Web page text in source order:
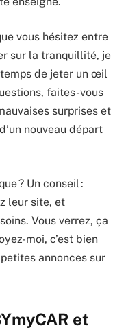
vous hésitez entre
sur la tranquillité, je
de jeter un œil
faites-vous
surprises et
nouveau départ
? Un conseil :
leur site, et
Vous verrez, ça
moi, c’est bien
annonces sur
et